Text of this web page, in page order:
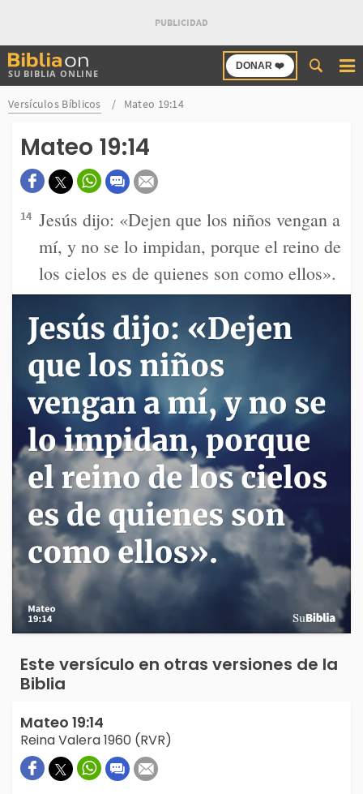
SU BIBLIA ONLINE
DONAR ❤️
Buscar
en
Bibliaon
Versículos Bíblicos Mateo 19:14
Mateo 19:14
14 Jesús dijo: «Dejen que los niños vengan a
mí, y no se lo impidan, porque el reino de
los cielos es de quienes son como ellos».
Este versículo en otras versiones de la
Biblia
Mateo 19:14
Reina Valera 1960 (RVR)